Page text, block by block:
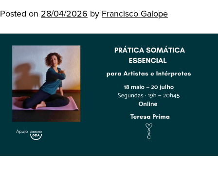
Posted on 28/04/2026 by Francisco Galope